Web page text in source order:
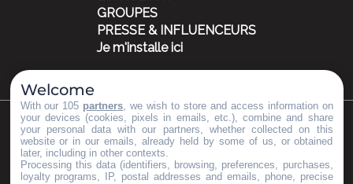
GROUPES
PRESSE & INFLUENCEURS
Je m'installe ici
©Copyright 2023 Mentions légalesPartenaires
Welcome
With our 105 partners , we wish to store and access information on
your devices (cookies, pixels in emails, etc.), combine and share
your personal data with our partners, whether collected on this
website or in our emails, already held by some of us, or obtained
later, including in other contexts.
Processing this data (identifiers, browsing, preferences, purchases,
loyalty programs, IP, postal addresses and emails, phone, precise